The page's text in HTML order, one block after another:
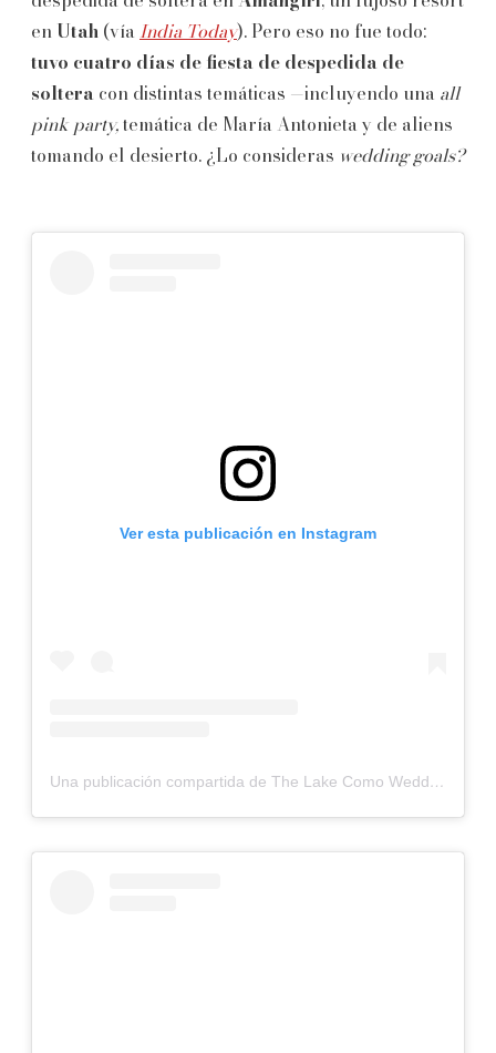
en Utah (vía India Today). Pero eso no fue todo:
tuvo cuatro días de fiesta de despedida de
soltera con distintas temáticas —incluyendo una all
pink party,temática de María Antonieta y de aliens
tomando el desierto. ¿Lo consideras wedding goals?
Ver esta publicación en Instagram
Una publicación compartida de The Lake Como Wedding Planner (@lakecomoweddings)